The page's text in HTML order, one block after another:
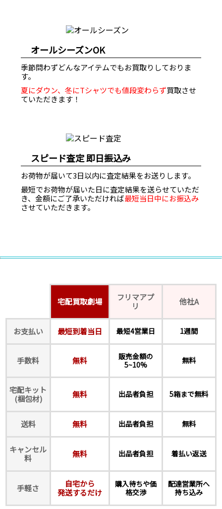
オールシーズンOK
季節問わずどんなアイテムでもお買取りしておりま
す。
夏にダウン、冬にTシャツでも値段変わらず買取させ
ていただきます！
スピード査定 即日振込み
お荷物が届いて3日以内に査定結果をお送りします。
最短でお荷物が届いた日に査定結果を送らせていただ
き、金額にご了承いただければ最短当日中にお振込み
させていただきます。
宅配買取劇場
フリマアプ
リ
他社A
お支払い 最短到着当日 最短4営業日 1週間
手数料 無料
販売金額の
5~10%
無料
宅配キット
(梱包材)
無料 出品者負担 5箱まで無料
送料 無料 出品者負担 無料
キャンセル
料
無料 出品者負担 着払い返送
手軽さ
自宅から
発送するだけ
購入待ちや価
格交渉
配達営業所へ
持ち込み